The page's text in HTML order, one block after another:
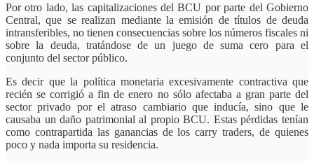
Por otro lado, las capitalizaciones del BCU por parte del Gobierno
Central, que se realizan mediante la emisión de títulos de deuda
intransferibles, no tienen consecuencias sobre los números fiscales ni
sobre la deuda, tratándose de un juego de suma cero para el
conjunto del sector público.
Es decir que la política monetaria excesivamente contractiva que
recién se corrigió a fin de enero no sólo afectaba a gran parte del
sector privado por el atraso cambiario que inducía, sino que le
causaba un daño patrimonial al propio BCU. Estas pérdidas tenían
como contrapartida las ganancias de los carry traders, de quienes
poco y nada importa su residencia.